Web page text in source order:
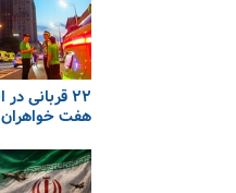
۲۲ قربانی
هفت